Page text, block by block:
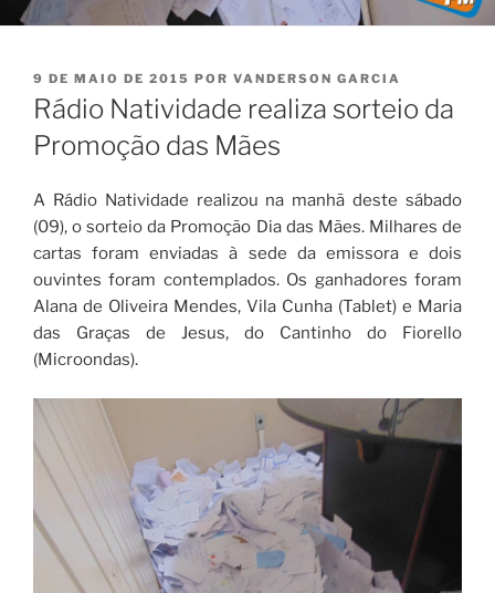
PUBLICADO
EM
9 DE MAIO DE 2015 POR VANDERSON GARCIA
Rádio Natividade realiza sorteio da
Promoção das Mães
A Rádio Natividade realizou na manhã deste sábado
(09), o sorteio da Promoção Dia das Mães. Milhares de
cartas foram enviadas à sede da emissora e dois
ouvintes foram contemplados. Os ganhadores foram
Alana de Oliveira Mendes, Vila Cunha (Tablet) e Maria
das Graças de Jesus, do Cantinho do Fiorello
(Microondas).